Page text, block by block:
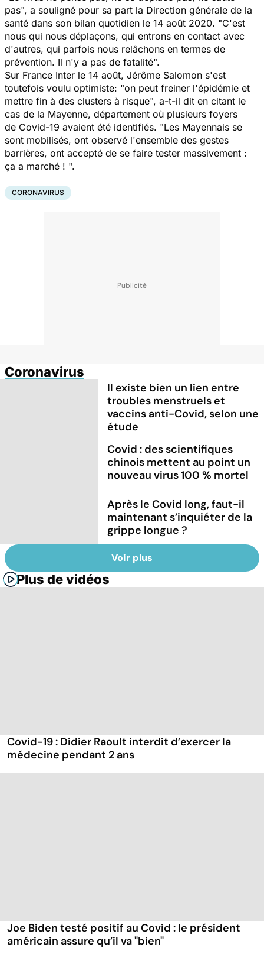
pas", a souligné pour sa part la Direction générale de la
santé dans son bilan quotidien le 14 août 2020. "C'est
nous qui nous déplaçons, qui entrons en contact avec
d'autres, qui parfois nous relâchons en termes de
prévention. Il n'y a pas de fatalité".
Sur France Inter le 14 août, Jérôme Salomon s'est
toutefois voulu optimiste: "on peut freiner l'épidémie et
mettre fin à des clusters à risque", a-t-il dit en citant le
cas de la Mayenne, département où plusieurs foyers
de Covid-19 avaient été identifiés. "Les Mayennais se
sont mobilisés, ont observé l'ensemble des gestes
barrières, ont accepté de se faire tester massivement :
ça a marché ! ".
CORONAVIRUS
Coronavirus
Il existe bien un lien entre
troubles menstruels et
vaccins anti-Covid, selon une
étude
Covid : des scientifiques
chinois mettent au point un
nouveau virus 100 % mortel
Après le Covid long, faut-il
maintenant s’inquiéter de la
grippe longue ?
Voir plus
Plus de vidéos
Covid-19 : Didier Raoult interdit d’exercer la
médecine pendant 2 ans
Joe Biden testé positif au Covid : le président
américain assure qu’il va "bien"